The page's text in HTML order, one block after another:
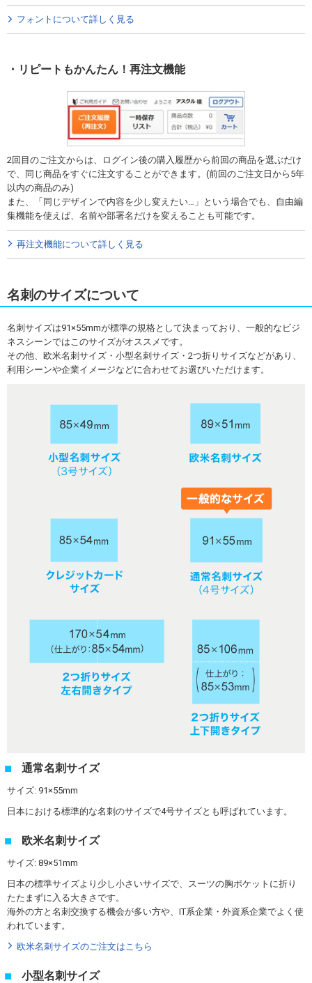
フォントについて詳しく見る
リピートもかんたん！再注文機能
2回目のご注文からは、ログイン後の購入履歴から前回の商品を選ぶだけ
で、同じ商品をすぐに注文することができます。(前回のご注文日から5年
以内の商品のみ)
また、「同じデザインで内容を少し変えたい…」という場合でも、自由編
集機能を使えば、名前や部署名だけを変えることも可能です。
再注文機能について詳しく見る
名刺のサイズについて
名刺サイズは91×55mmが標準の規格として決まっており、一般的なビジ
ネスシーンではこのサイズがオススメです。
その他、欧米名刺サイズ・小型名刺サイズ・2つ折りサイズなどがあり、
利用シーンや企業イメージなどに合わせてお選びいただけます。
通常名刺サイズ
サイズ: 91×55mm
日本における標準的な名刺のサイズで4号サイズとも呼ばれています。
欧米名刺サイズ
サイズ: 89×51mm
日本の標準サイズより少し小さいサイズで、スーツの胸ポケットに折り
たたまずに入る大きさです。
海外の方と名刺交換する機会が多い方や、IT系企業・外資系企業でよく使
われています。
欧米名刺サイズのご注文はこちら
小型名刺サイズ